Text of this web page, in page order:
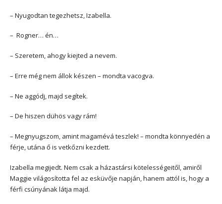
– Nyugodtan tegezhetsz, Izabella.
– Rogner… én…
– Szeretem, ahogy kiejted a nevem.
– Erre még nem állok készen – mondta vacogva.
– Ne aggódj, majd segítek.
– De hiszen dühös vagy rám!
– Megnyugszom, amint magamévá teszlek! – mondta könnyedén a
férje, utána ő is vetkőzni kezdett.
Izabella megijedt. Nem csak a házastársi kötelességeitől, amiről
Maggie világosította fel az esküvője napján, hanem attól is, hogy a
férfi csúnyának látja majd.